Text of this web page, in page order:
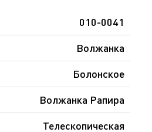
010-0041
Волжанка
Болонское
Волжанка Рапира
Телескопическая